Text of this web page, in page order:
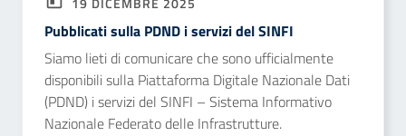
Pubblicati sulla PDND i servizi del SINFI
Siamo lieti di comunicare che sono ufficialmente
disponibili sulla Piattaforma Digitale Nazionale Dati
(PDND) i servizi del SINFI – Sistema Informativo
Nazionale Federato delle Infrastrutture.